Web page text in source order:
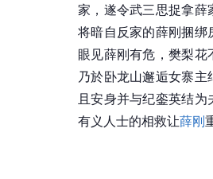
家，遂令武三思捉拿薛
将暗自反家的薛刚捆绑
眼见薛刚有危，樊梨
乃於卧龙山邂逅女寨
且安身并与纪銮英结为
有义人士的相救让薛刚